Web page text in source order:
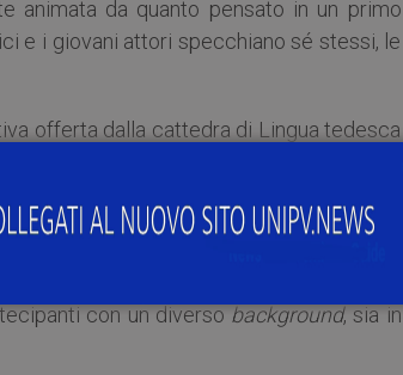
animata da quanto pensato in un primo
e i giovani attori specchiano sé stessi, le
offerta dalla cattedra di Lingua tedesca
accoglie ogni anno gli studenti che
in un ambiente stimolante e
della lingua tedesca e, per lo più,
con un diversobackground, sia in